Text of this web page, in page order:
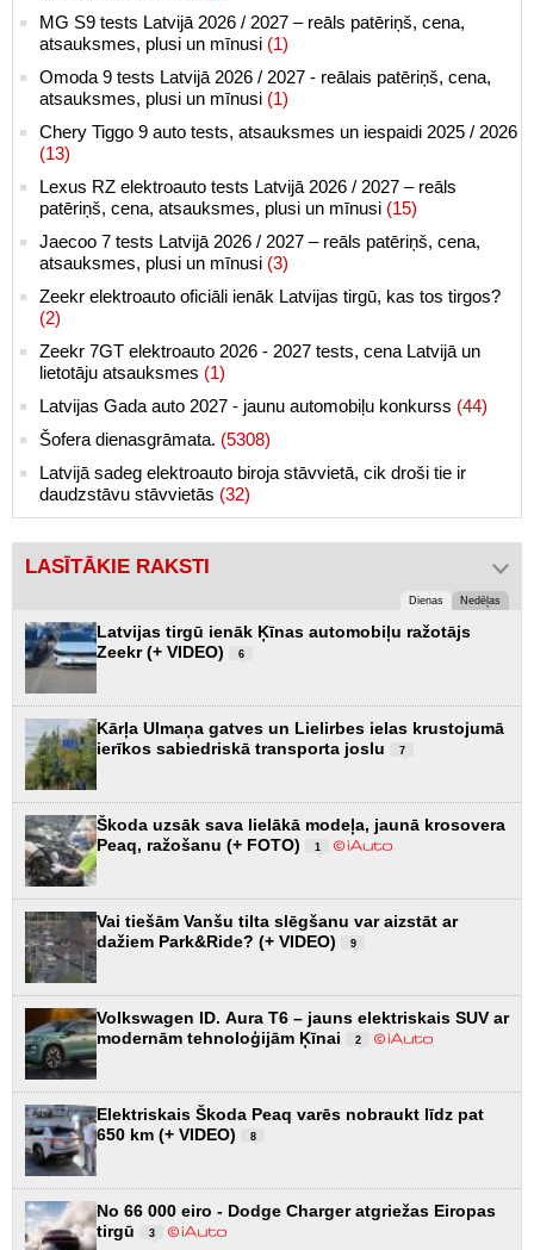
MG S9 tests Latvijā 2026 / 2027 – reāls patēriņš, cena,
atsauksmes, plusi un mīnusi (1)
Omoda 9 tests Latvijā 2026 / 2027 - reālais patēriņš, cena,
atsauksmes, plusi un mīnusi (1)
Chery Tiggo 9 auto tests, atsauksmes un iespaidi 2025 / 2026
(13)
Lexus RZ elektroauto tests Latvijā 2026 / 2027 – reāls
patēriņš, cena, atsauksmes, plusi un mīnusi (15)
Jaecoo 7 tests Latvijā 2026 / 2027 – reāls patēriņš, cena,
atsauksmes, plusi un mīnusi (3)
Zeekr elektroauto oficiāli ienāk Latvijas tirgū, kas tos tirgos?
(2)
Zeekr 7GT elektroauto 2026 - 2027 tests, cena Latvijā un
lietotāju atsauksmes (1)
Latvijas Gada auto 2027 - jaunu automobiļu konkurss (44)
Šofera dienasgrāmata. (5308)
Latvijā sadeg elektroauto biroja stāvvietā, cik droši tie ir
daudzstāvu stāvvietās (32)
LASĪTĀKIE RAKSTI
Dienas Nedēļas
Latvijas tirgū ienāk Ķīnas automobiļu ražotājs
Zeekr (+ VIDEO)
6
Kārļa Ulmaņa gatves un Lielirbes ielas krustojumā
ierīkos sabiedriskā transporta joslu
7
Škoda uzsāk sava lielākā modeļa, jaunā krosovera
Peaq, ražošanu (+ FOTO)
1
Vai tiešām Vanšu tilta slēgšanu var aizstāt ar
dažiem Park&Ride? (+ VIDEO)
9
Volkswagen ID. Aura T6 – jauns elektriskais SUV ar
modernām tehnoloģijām Ķīnai
2
Elektriskais Škoda Peaq varēs nobraukt līdz pat
650 km (+ VIDEO)
8
No 66 000 eiro - Dodge Charger atgriežas Eiropas
tirgū
3